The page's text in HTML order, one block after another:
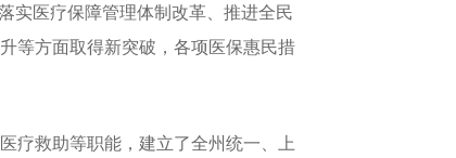
医疗保障管理体制改革、推进全民
等方面取得新突破，各项医保惠民措
救助等职能，建立了全州统一、上